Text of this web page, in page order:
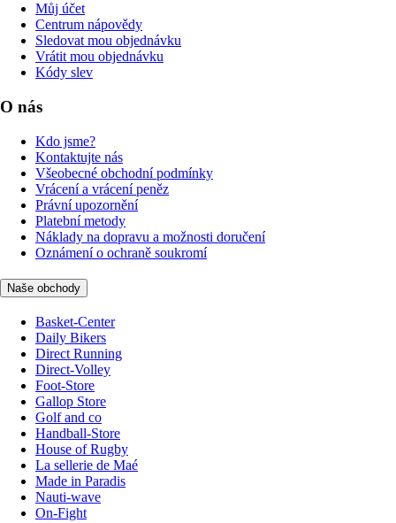
Můj účet
Centrum nápovědy
Sledovat mou objednávku
Vrátit mou objednávku
Kódy slev
O nás
Kdo jsme?
Kontaktujte nás
Všeobecné obchodní podmínky
Vrácení a vrácení peněz
Právní upozornění
Platební metody
Náklady na dopravu a možnosti doručení
Oznámení o ochraně soukromí
Naše obchody
Basket-Center
Daily Bikers
Direct Running
Direct-Volley
Foot-Store
Gallop Store
Golf and co
Handball-Store
House of Rugby
La sellerie de Maé
Made in Paradis
Nauti-wave
On-Fight